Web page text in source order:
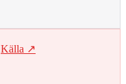
Källa ↗